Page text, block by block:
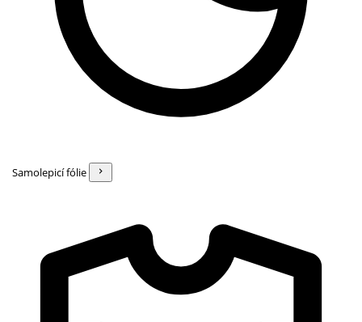
Samolepicí fólie